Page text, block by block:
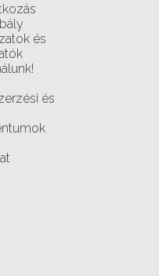
és
és